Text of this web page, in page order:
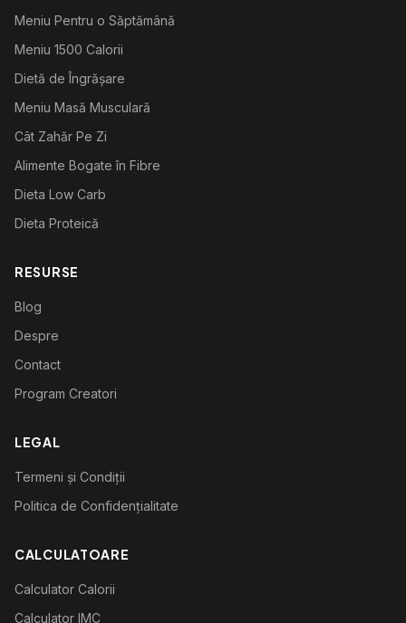
Meniu Pentru o Săptămână
Meniu 1500 Calorii
Dietă de Îngrășare
Meniu Masă Musculară
Cât Zahăr Pe Zi
Alimente Bogate în Fibre
Dieta Low Carb
Dieta Proteică
RESURSE
Blog
Despre
Contact
Program Creatori
LEGAL
Termeni și Condiții
Politica de Confidențialitate
CALCULATOARE
Calculator Calorii
Calculator IMC